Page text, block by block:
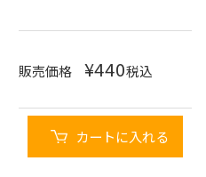
販売価格 ¥440税込
カートに入れる